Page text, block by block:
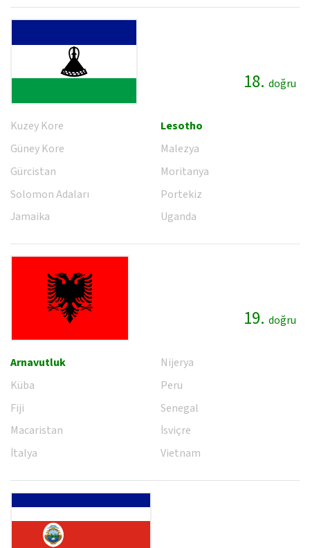
18. doğru
Kuzey Kore
Güney Kore
Gürcistan
Solomon Adaları
Jamaika
Lesotho
Malezya
Moritanya
Portekiz
Uganda
19. doğru
Arnavutluk
Küba
Fiji
Macaristan
İtalya
Nijerya
Peru
Senegal
İsviçre
Vietnam